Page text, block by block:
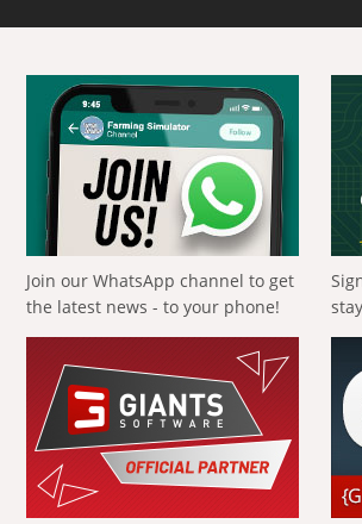
Join our WhatsApp channel to get
the latest news - to your phone!